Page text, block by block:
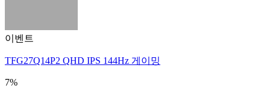
이벤트
TFG27Q14P2 QHD IPS 144Hz 게이밍
7%